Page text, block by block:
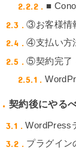
2.2.2 ■
2.3 ③お客様情
2.4 ④支払い方
2.5 ⑤契約完了
2.5.1
契約後にやる
3.1 WordPress
3.2 プラグイン